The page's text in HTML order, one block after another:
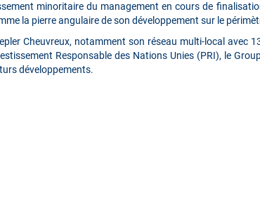
minoritaire du management en cours de
la pierre angulaire de son développement sur le
Cheuvreux, notamment son réseau multi-local avec
Responsable des Nations Unies (PRI), le
développements.